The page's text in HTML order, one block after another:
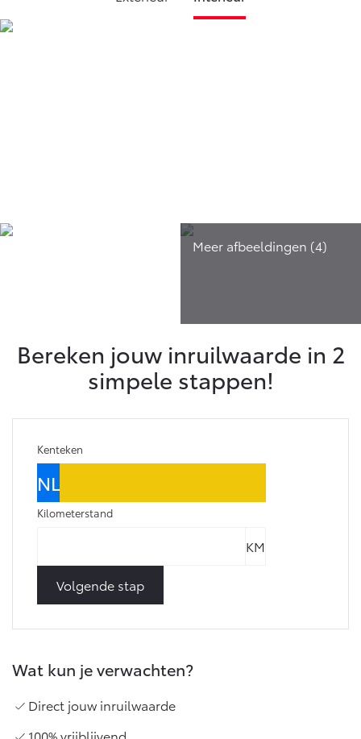
Bereken jouw inruilwaarde in 2
simpele stappen!
Kenteken
Kilometerstand
Volgende stap
Wat kun je verwachten?
Direct jouw inruilwaarde